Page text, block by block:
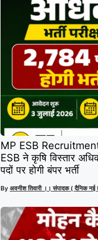
MP ESB Recruitment
ESB ने कृषि विस्तार
पदों पर होगी बंपर भर्ती
By अवनीश तिवारी ।। संपादक ( दैनिक नई